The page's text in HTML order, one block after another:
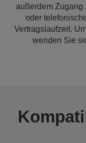
außerdem Zugang
oder
Vertragslaufzeit.
wenden Sie